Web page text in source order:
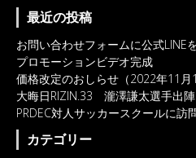
最近の投稿
お問い合わせフォームに公式LINE
プロモーションビデオ完成
価格改定のおしらせ（2022年11月1
大晦日RIZIN.33 瀧澤謙太選手出陣
PRDEC対人サッカースクールに訪
カテゴリー